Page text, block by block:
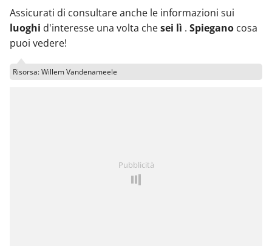
Assicurati di consultare anche le informazioni sui
luoghi d'interesse una volta chesei lì . Spiegano cosa
puoi vedere!
Risorsa: Willem Vandenameele
Pubblicità